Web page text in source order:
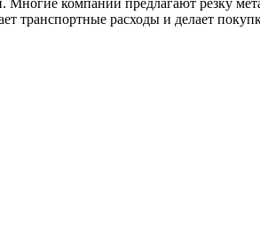
Многие компании предлагают резку
транспортные расходы и делает